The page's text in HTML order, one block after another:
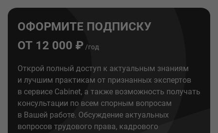
ОФОРМИТЕ ПОДПИСКУ
ОТ 12 000 ₽ /год
Открой полный доступ к актуальным знаниям
и лучшим практикам от признанных экспертов
в сервисе Cabinet, а также возможность получать
консультации по всем спорным вопросам
в Вашей работе. Обсуждение актуальных
вопросов трудового права, кадрового